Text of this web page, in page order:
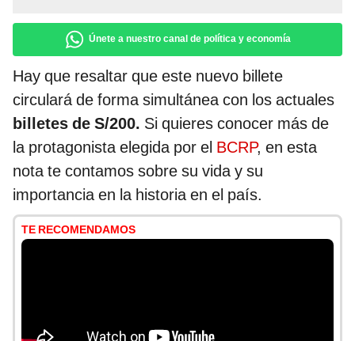
Únete a nuestro canal de política y economía
Hay que resaltar que este nuevo billete
circulará de forma simultánea con los actuales
billetes de S/200. Si quieres conocer más de
la protagonista elegida por el BCRP, en esta
nota te contamos sobre su vida y su
importancia en la historia en el país.
TE RECOMENDAMOS